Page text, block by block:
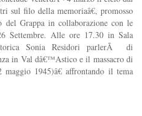
sul filo della memoriaâ€, promosso
del Grappa in collaborazione con le
Settembre. Alle ore 17.30 in Sala
Sonia Residori parlerÃ di
in Val dâ€™Astico e il massacro di
1945)â€ affrontando il tema